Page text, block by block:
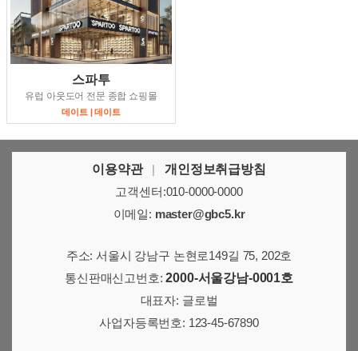
스파투
유럽 아웃도어 전문 종합 쇼핑몰
데이트 | 데이트
이용약관 |
개인정보취급방침
고객센터:010-0000-0000
이메일: master@gbc5.kr
주소: 서울시 강남구 논현로149길 75, 202호
통신판매신고번호:2000-서울강남-0001호
대표자: 글로벌
사업자등록번호: 123-45-67890